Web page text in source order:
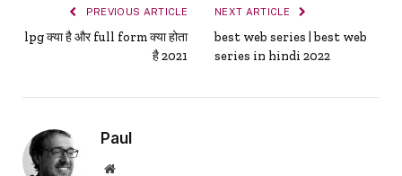
PREVIOUS ARTICLE
lpg क्या है और full form क्या होता
है 2021
NEXT ARTICLE
best web series | best web
series in hindi 2022
Paul
Website